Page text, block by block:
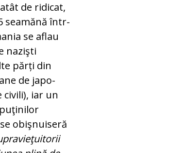
de ridicat,
seamănă într-
se aflau
nazişti
părți din
de ja­po­
civili), iar un
obiş­nuiseră